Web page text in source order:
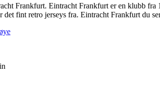
Frankfurt. Eintracht Frankfurt er en klubb
fint retro jerseys fra. Eintracht Frankfurt du